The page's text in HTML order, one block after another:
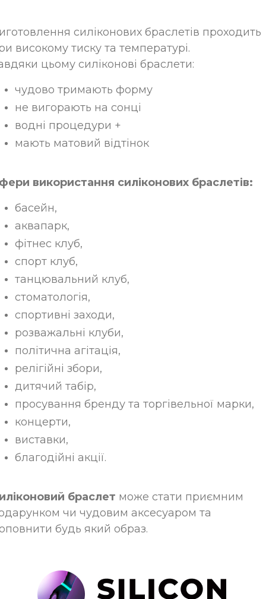
силіконових браслетів проходить
високому тиску та температурі.
цьому силіконові браслети:
чудово тримають форму
не вигорають на сонці
водні процедури +
мають матовий відтінок
використання силіконових браслетів:
басейн,
аквапарк,
фітнес клуб,
спорт клуб,
танцювальний клуб,
стоматологія,
спортивні заходи,
розважальні клуби,
політична агітація,
релігійні збори,
дитячий табір,
просування бренду та торгівельної марки,
концерти,
виставки,
благодійні акції.
браслет може стати приємним
чи чудовим аксесуаром та
будь який образ.